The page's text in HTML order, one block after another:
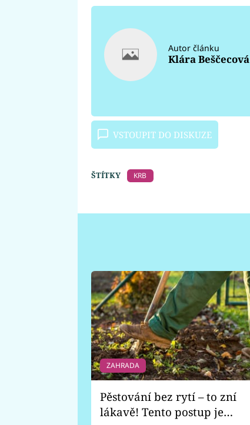
Autor článku
Klára Beščecová
VSTOUPIT DO DISKUZE
ŠTÍTKY KRB
ZAHRADA
Pěstování bez rytí – to zní
lákavě! Tento postup je